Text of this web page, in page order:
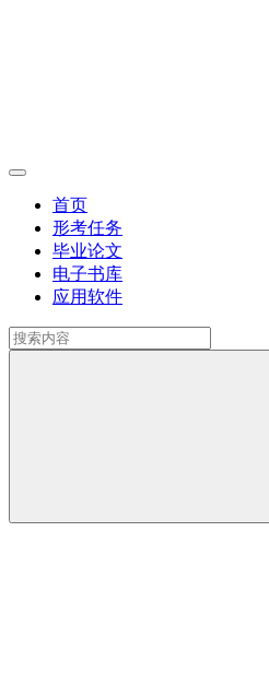
首页
形考任务
毕业论文
电子书库
应用软件